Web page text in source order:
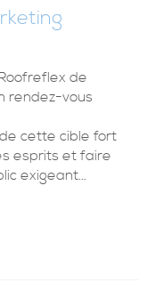
de
rendez-vous
cette cible fort
esprits et faire
exigeant...